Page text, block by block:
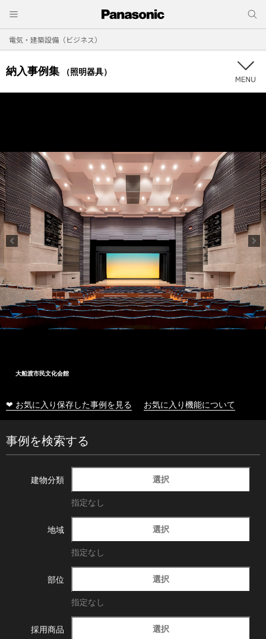
電気・建築設備（ビジネス）
納入事例集 （照明器具）
大船渡市民文化会館
❤ お気に入り保存した事例を見る お気に入り機能について
事例を検索する
建物分類 選択
指定なし
地域 選択
指定なし
部位 選択
指定なし
採用商品 選択